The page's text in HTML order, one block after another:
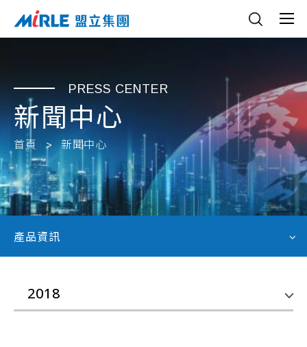
PRESS CENTER
新聞中心
首頁 新聞中心
產品資訊
2018